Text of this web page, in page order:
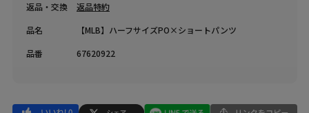
返品・交換
返品特約
品名
【MLB】ハーフサイズPO×ショートパンツ
品番
67620922